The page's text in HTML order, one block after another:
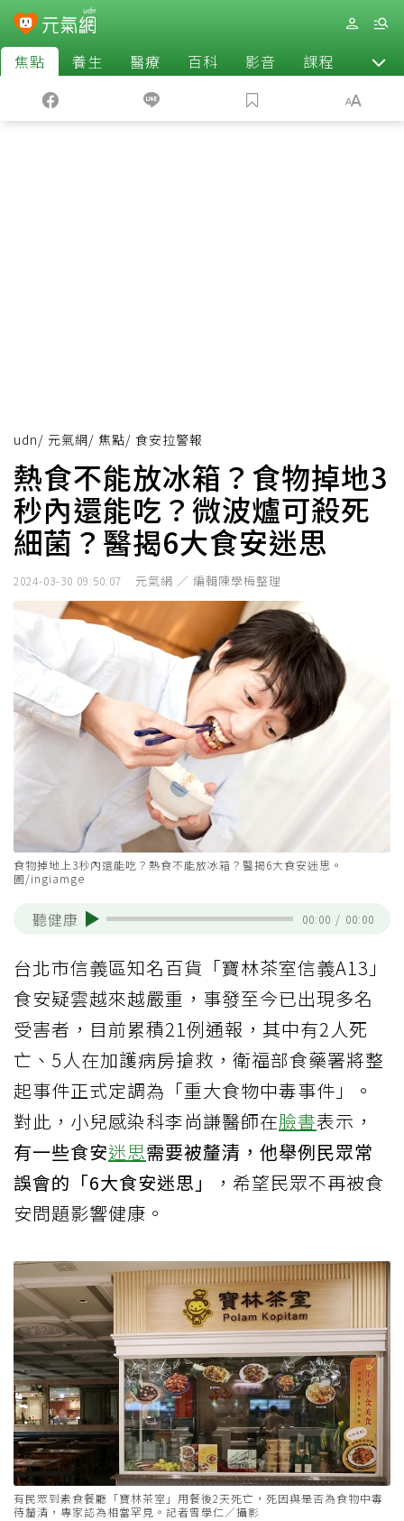
焦點 養生 醫療 百科 影音 課程 退休
udn/ 元氣網/ 焦點/ 食安拉警報
熱食不能放冰箱？食物掉地3
秒內還能吃？微波爐可殺死
細菌？醫揭6大食安迷思
2024-03-30 09:50:07 元氣網 ／ 編輯陳學梅整理
食物掉地上3秒內還能吃？熱食不能放冰箱？醫揭6大食安迷思。
圖/ingiamge
聽健康 00:00 / 00:00
台北市信義區知名百貨「寶林茶室信義A13」
食安疑雲越來越嚴重，事發至今已出現多名
受害者，目前累積21例通報，其中有2人死
亡、5人在加護病房搶救，衛福部食藥署將整
起事件正式定調為「重大食物中毒事件」。
對此，小兒感染科李尚謙醫師在臉書表示，
有一些食安迷思需要被釐清，他舉例民眾常
誤會的「6大食安迷思」
，希望民眾不再被食
安問題影響健康。
有民眾到素食餐廳「寶林茶室」用餐後2天死亡，死因與是否為食物中毒
待釐清，專家認為相當罕見。記者曾學仁／攝影